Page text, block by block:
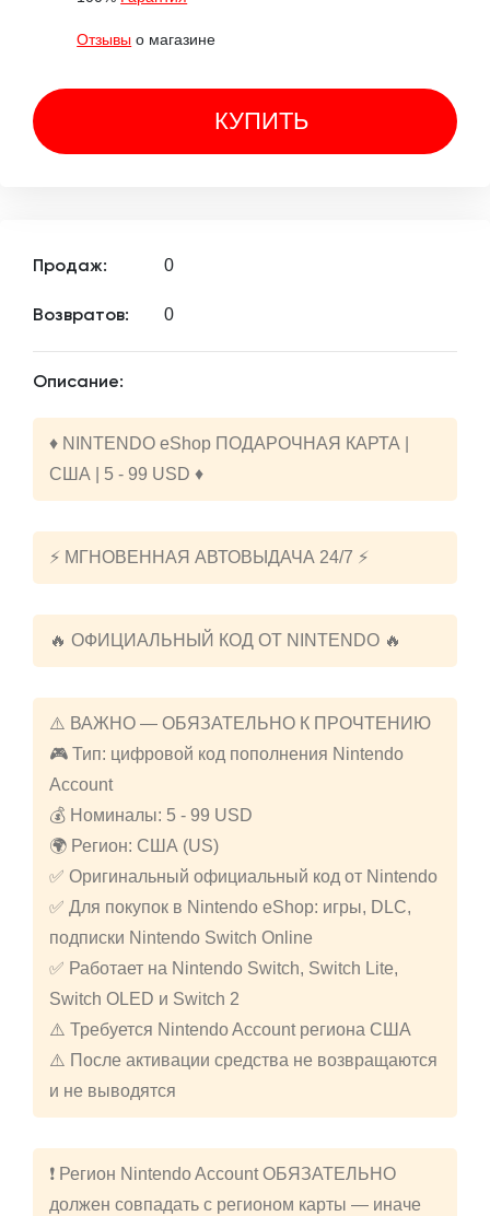
Отзывы о магазине
КУПИТЬ
Продаж: 0
Возвратов: 0
Описание:
♦️ NINTENDO eShop ПОДАРОЧНАЯ КАРТА |
США | 5 - 99 USD ♦️
⚡️ МГНОВЕННАЯ АВТОВЫДАЧА 24/7 ⚡️
🔥 ОФИЦИАЛЬНЫЙ КОД ОТ NINTENDO 🔥
⚠️ ВАЖНО — ОБЯЗАТЕЛЬНО К ПРОЧТЕНИЮ
🎮 Тип: цифровой код пополнения Nintendo
Account
💰 Номиналы: 5 - 99 USD
🌍 Регион: США (US)
✅ Оригинальный официальный код от Nintendo
✅ Для покупок в Nintendo eShop: игры, DLC,
подписки Nintendo Switch Online
✅ Работает на Nintendo Switch, Switch Lite,
Switch OLED и Switch 2
⚠️ Требуется Nintendo Account региона США
⚠️ После активации средства не возвращаются
и не выводятся
❗ Регион Nintendo Account ОБЯЗАТЕЛЬНО
должен совпадать с регионом карты — иначе